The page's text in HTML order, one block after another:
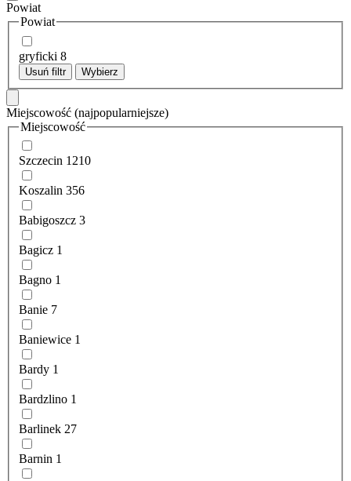
Powiat
Powiat
gryficki 8
Usuń filtr Wybierz
Miejscowość (najpopularniejsze)
Miejscowość
Szczecin 1210
Koszalin 356
Babigoszcz 3
Bagicz 1
Bagno 1
Banie 7
Baniewice 1
Bardy 1
Bardzlino 1
Barlinek 27
Barnin 1